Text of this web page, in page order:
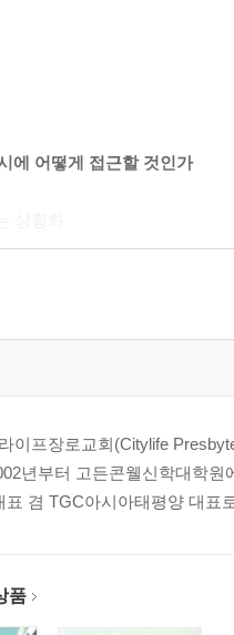
에 어떻게 접근할 것인가
이프장로교회(Citylife
년부터 고든콘웰신학대학
표 겸 TGC아시아태평양 대
품